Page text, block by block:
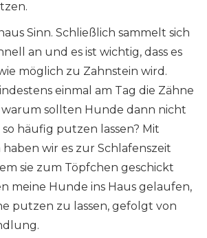
Sinn. Schließlich sammelt sich
an und es ist wichtig, dass es
möglich zu Zahnstein wird.
einmal am Tag die Zähne
sollten Hunde dann nicht
häufig putzen lassen? Mit
wir es zur Schlafenszeit
sie zum Töpfchen geschickt
meine Hunde ins Haus gelaufen,
putzen zu lassen, gefolgt von